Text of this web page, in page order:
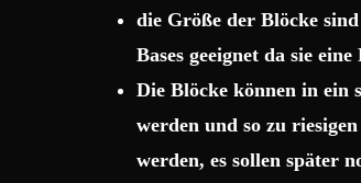
die Größe der Blöcke
Bases geeignet da sie
Die Blöcke können in ein
werden und so zu
werden, es sollen später